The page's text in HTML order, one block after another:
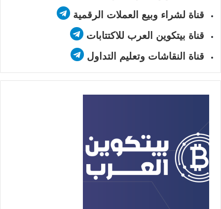
قناة لشراء وبيع العملات الرقمية
قناة بيتكوين العرب للاكتتابات
قناة النقاشات وتعليم التداول